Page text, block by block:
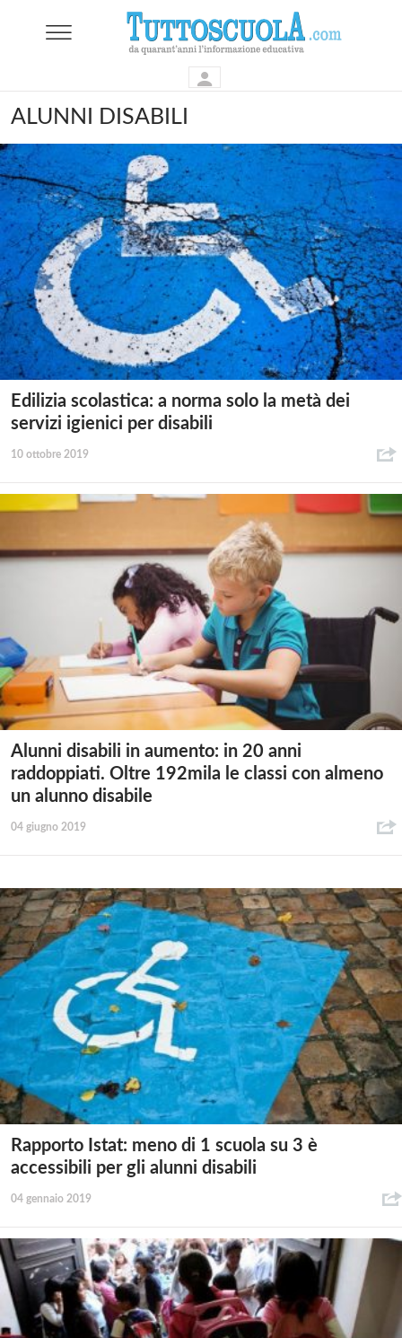
ALUNNI DISABILI
Edilizia scolastica: a norma solo la metà dei
servizi igienici per disabili
10 ottobre 2019
Alunni disabili in aumento: in 20 anni
raddoppiati. Oltre 192mila le classi con almeno
un alunno disabile
04 giugno 2019
Rapporto Istat: meno di 1 scuola su 3 è
accessibili per gli alunni disabili
04 gennaio 2019